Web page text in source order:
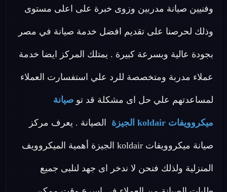
وفنيين صيانة مدربين وزوى خبرة على اعلى مستوى
وذلك لحرصنا على تقديم افضل خدمة صيانة في مصر
بجودة عالية وبسرعة كبيرة . يمتلك المركز ايضا خدمة
عملاء مدربة ومتخصصة للرد علي استفسارت العملاء
لمساعدتهم علي حل اى مشكلة قد تو صيانة
ميكروويفات koldair الجيزة الصيانة . يعرف مركز
صيانة ميكروويفات koldair الجيزة أهمية الميكروويف
المنزلية ولذلك فنحن لا ندخر اى جهد لنلبى جميع